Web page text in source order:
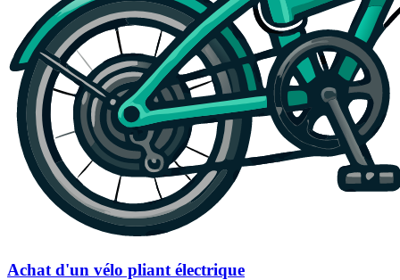
Achat d'un vélo pliant électrique